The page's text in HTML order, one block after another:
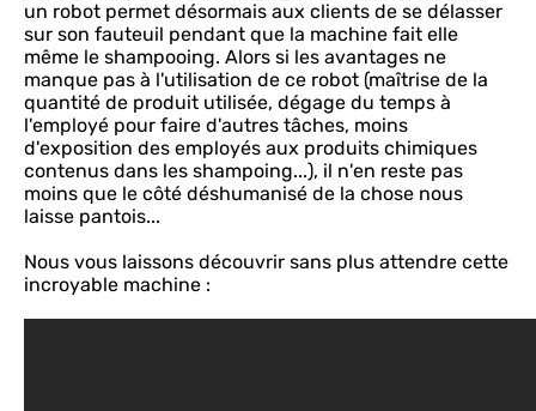
un robot permet désormais aux clients de se délasser
sur son fauteuil pendant que la machine fait elle
même le shampooing. Alors si les avantages ne
manque pas à l'utilisation de ce robot (maîtrise de la
quantité de produit utilisée, dégage du temps à
l'employé pour faire d'autres tâches, moins
d'exposition des employés aux produits chimiques
contenus dans les shampoing...), il n'en reste pas
moins que le côté déshumanisé de la chose nous
laisse pantois...
Nous vous laissons découvrir sans plus attendre cette
incroyable machine :